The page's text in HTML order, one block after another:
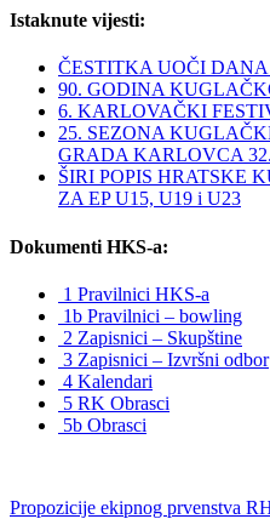
Istaknute vijesti:
ČESTITKA UOČI DANA
90. GODINA
6. KARLOVAČKI
25. SEZONA
GRADA KARLOVCA
ŠIRI POPIS HRATSKE
ZA EP U15, U19 i U23
Dokumenti HKS-a:
1 Pravilnici HKS-a
1b Pravilnici – bowling
2 Zapisnici – Skupštine
3 Zapisnici – Izvršni odbor
4 Kalendari
5 RK Obrasci
5b Obrasci
Propozicije ekipnog prvenstva